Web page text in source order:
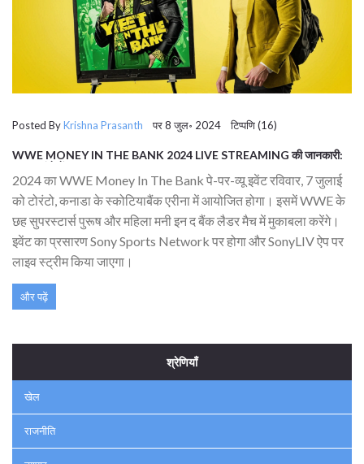
Posted ByKrishna Prasanth पर 8 जुल॰ 2024 टिप्पणि (16)
WWE MONEY IN THE BANK 2024 LIVE STREAMING की जानकारी:
2024 का WWE Money In The Bank पे-पर-व्यू इवेंट रविवार, 7 जुलाई
को टोरंटो, कनाडा के स्कोटियाबैंक एरीना में आयोजित होगा। इसमें WWE के
छह सुपरस्टार्स पुरूष और महिला मनी इन द बैंक लैडर मैच में मुकाबला करेंगे।
इवेंट का प्रसारण Sony Sports Network पर होगा और SonyLIV ऐप पर
लाइव स्ट्रीम किया जाएगा।
और पढ़ें
श्रेणियाँ
खेल
राजनीति